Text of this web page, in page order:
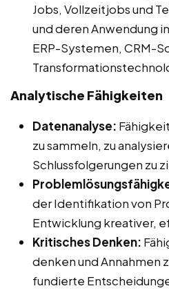
Jobs, Vollzeitjobs und
und deren Anwendung
ERP-Systemen, CRM-
Analytische Fähigkeiten
Datenanalyse:
zu sammeln, zu
Schlussfolgerungen zu
der Identifikation von
Entwicklung kreativer,
Kritisches Denken:
denken und Annahmen
fundierte